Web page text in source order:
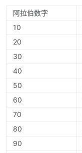
阿拉伯数字
10
20
30
40
50
60
70
80
90